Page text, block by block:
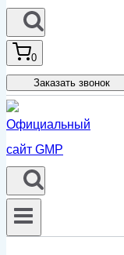
0
Заказать звонок